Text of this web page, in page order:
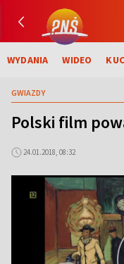
WYDANIA WIDEO
GWIAZDY
Polski film
24.01.2018, 08:32